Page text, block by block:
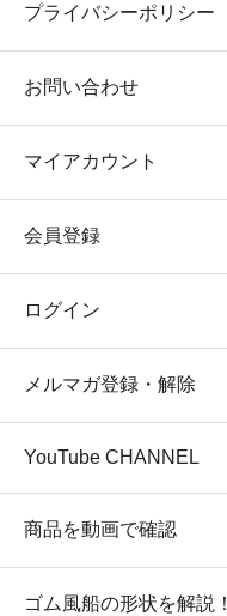
プライバシーポリシー
お問い合わせ
マイアカウント
会員登録
ログイン
メルマガ登録・解除
YouTube CHANNEL
商品を動画で確認
ゴム風船の形状を解説！